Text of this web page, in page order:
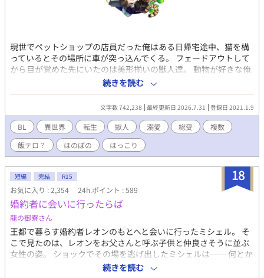
現世でペットショップの店員だった俺はある日帰宅途中、猫を構
っているとその場所に車が突っ込んでくる。 フェードアウトして
から目が覚めた先にいたのは美形揃いの獣人達。 動物が好きな俺
は、無償でご奉仕しますよ？ ただし獣体に限る！？ ただいま絶賛
餌付け中、だって生活がかかってるからねっ！ 餌付けしたら、何
故かふたりの獣人に求婚されてしまった。 恋愛経験無いのにどう
しろと？ 二人の伴侶と優しい義両親、可愛い子供たちに囲まれて
絶賛子育て奮闘中。 現在、ムーンライトにて改稿しながら配信
中。 イチャイチャは★がつきます。 ☆は改稿済。 改稿したら1話
が2000 文字になるようにニコイチにしていきたいと思います。
続きを読む
文字数 742,238 最終更新日 2026.7.31 登録日 2021.1.9
BL 異世界 転生 獣人 溺愛 総受
複数
飯テロ？
ほのぼの ほっこり
18
短編 完結 R15
お気に入り : 2,354 24h.ポイント : 589
婚約者に会いに行ったらば
龍の御寮さん
王都で暮らす婚約者レオンのもとへと会いに行ったミシェル。 そ
こで見たのは、レオンをお父さんと呼ぶ子供と仲良さそうに並ぶ
女性の姿。 ショックでその場を逃げ出したミシェルは―― 何とか
弁解しようするレオンとなぜか記憶を失ったミシェル。 そこには
続きを読む